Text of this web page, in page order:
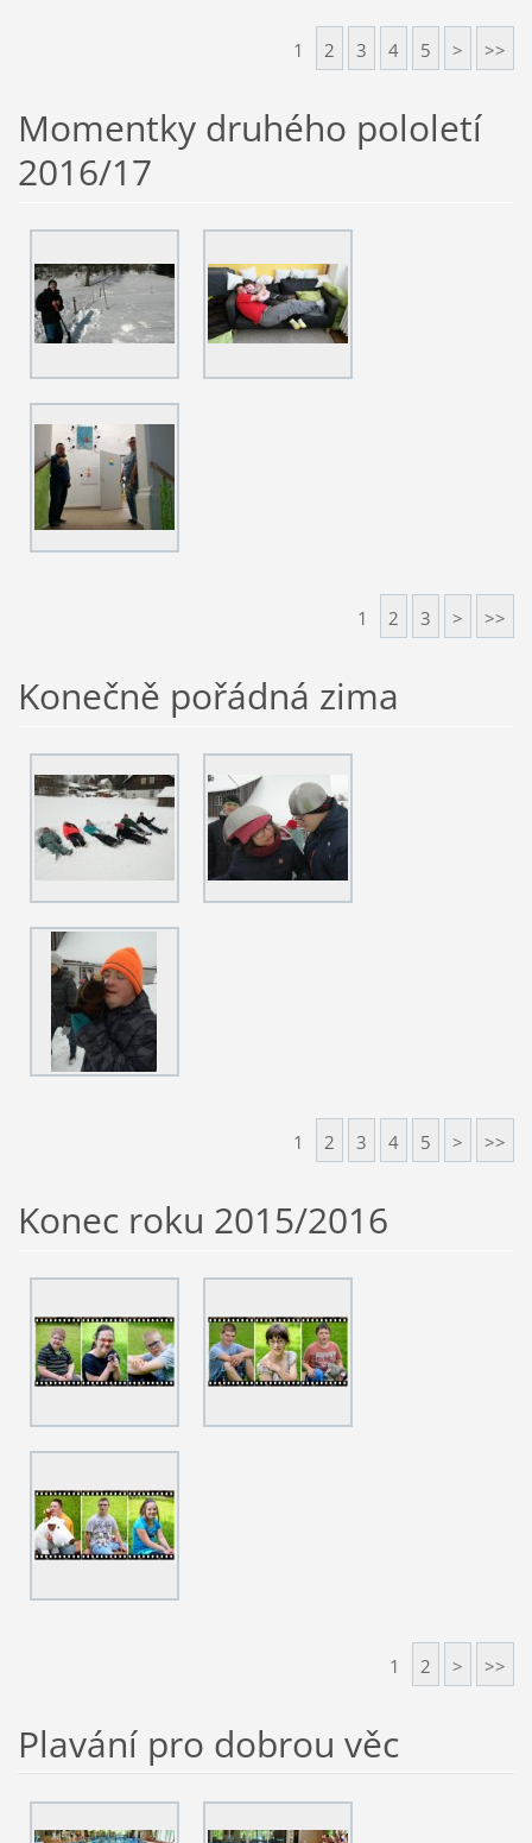
1 2 3 4 5 > >>
Momentky druhého pololetí
2016/17
1 2 3 > >>
Konečně pořádná zima
1 2 3 4 5 > >>
Konec roku 2015/2016
1 2 > >>
Plavání pro dobrou věc